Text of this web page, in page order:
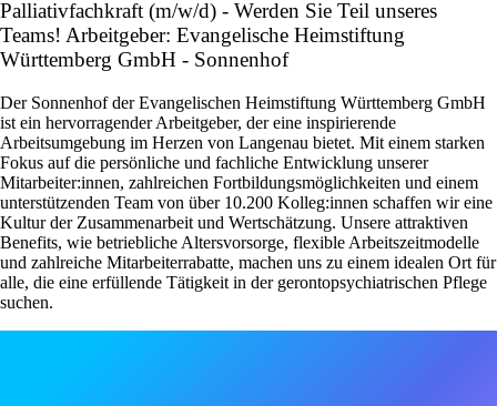
Palliativfachkraft (m/w/d) - Werden Sie Teil unseres
Teams! Arbeitgeber: Evangelische Heimstiftung
Württemberg GmbH - Sonnenhof
Der Sonnenhof der Evangelischen Heimstiftung Württemberg GmbH
ist ein hervorragender Arbeitgeber, der eine inspirierende
Arbeitsumgebung im Herzen von Langenau bietet. Mit einem starken
Fokus auf die persönliche und fachliche Entwicklung unserer
Mitarbeiter:innen, zahlreichen Fortbildungsmöglichkeiten und einem
unterstützenden Team von über 10.200 Kolleg:innen schaffen wir eine
Kultur der Zusammenarbeit und Wertschätzung. Unsere attraktiven
Benefits, wie betriebliche Altersvorsorge, flexible Arbeitszeitmodelle
und zahlreiche Mitarbeiterrabatte, machen uns zu einem idealen Ort für
alle, die eine erfüllende Tätigkeit in der gerontopsychiatrischen Pflege
suchen.